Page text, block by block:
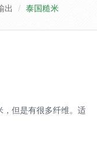
出 泰国糙米
，但是有很多纤维。适